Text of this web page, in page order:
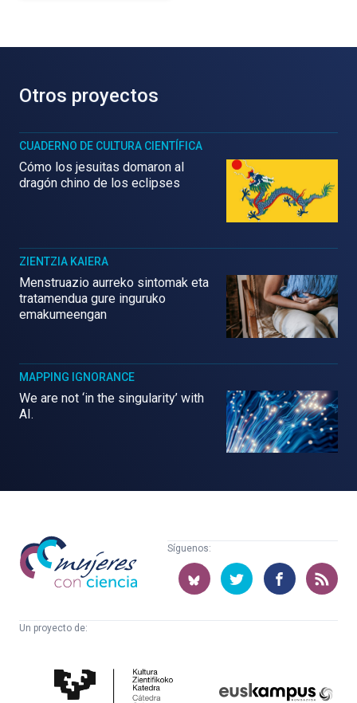
Otros proyectos
CUADERNO DE CULTURA CIENTÍFICA
Cómo los jesuitas domaron al
dragón chino de los eclipses
ZIENTZIA KAIERA
Menstruazio aurreko sintomak eta
tratamendua gure inguruko
emakumeengan
MAPPING IGNORANCE
We are not ‘in the singularity’ with
AI.
Mujeres
con
ciencia
Síguenos:
Un proyecto de:
Cultura